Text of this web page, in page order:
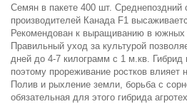
Семян в пакете 400 шт. Среднепоздний
производителей Канада F1
Рекомендован к выращиванию в южных
Правильный уход за культурой
дней до 4-7 килограмм с 1 м.кв. Гибрид
поэтому прореживание ростков
Полив и рыхление земли, борьба с
обязательная для этого гибрида